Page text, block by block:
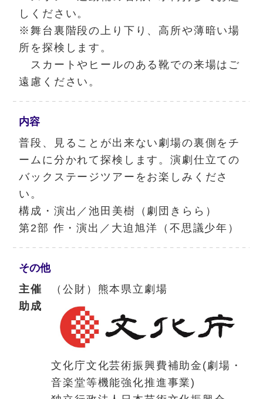
しください。
※舞台裏階段の上り下り、高所や薄暗い場
所を探検します。
スカートやヒールのある靴での来場はご
遠慮ください。
内容
普段、見ることが出来ない劇場の裏側をチ
ームに分かれて探検します。演劇仕立ての
バックステージツアーをお楽しみくださ
い。
構成・演出／池田美樹（劇団きらら）
第2部 作・演出／大迫旭洋（不思議少年）
その他
主催
（公財）熊本県立劇場
助成
文化庁文化芸術振興費補助金(劇場・
音楽堂等機能強化推進事業)